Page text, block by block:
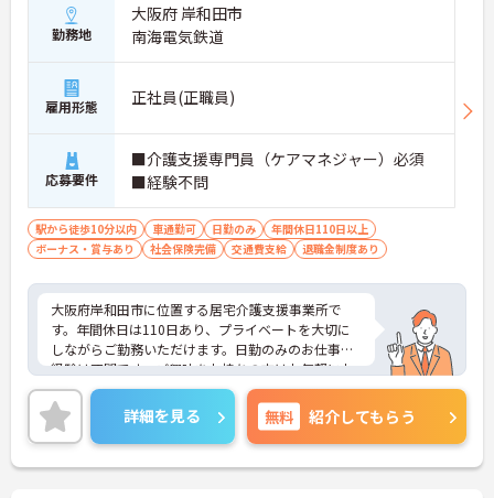
勤務地
大阪府 岸和田市
南海電気鉄道
雇用形態 正社員(正職員)
応募要件
■介護支援専門員（ケアマネジャー）必須
■経験不問
駅から徒歩10分以内 車通勤可 日勤のみ
年間休日110日以上
ボーナス・賞与あり
社会保険完備 交通費支給 退職金制度あり
大阪府岸和田市に位置する居宅介護支援事業所で
す。年間休日は110日あり、プライベートを大切に
しながらご勤務いただけます。日勤のみのお仕事で
経験は不問です。ご興味をお持ちの方はお気軽にお
問い合わせください。
詳細を見る 無料 紹介してもらう